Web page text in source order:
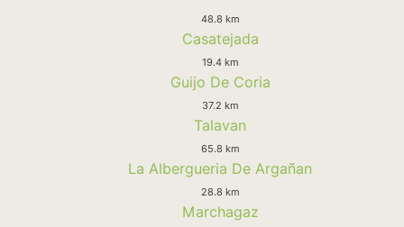
48.8 km
Casatejada
19.4 km
Guijo De Coria
37.2 km
Talavan
65.8 km
La Albergueria De Argañan
28.8 km
Marchagaz